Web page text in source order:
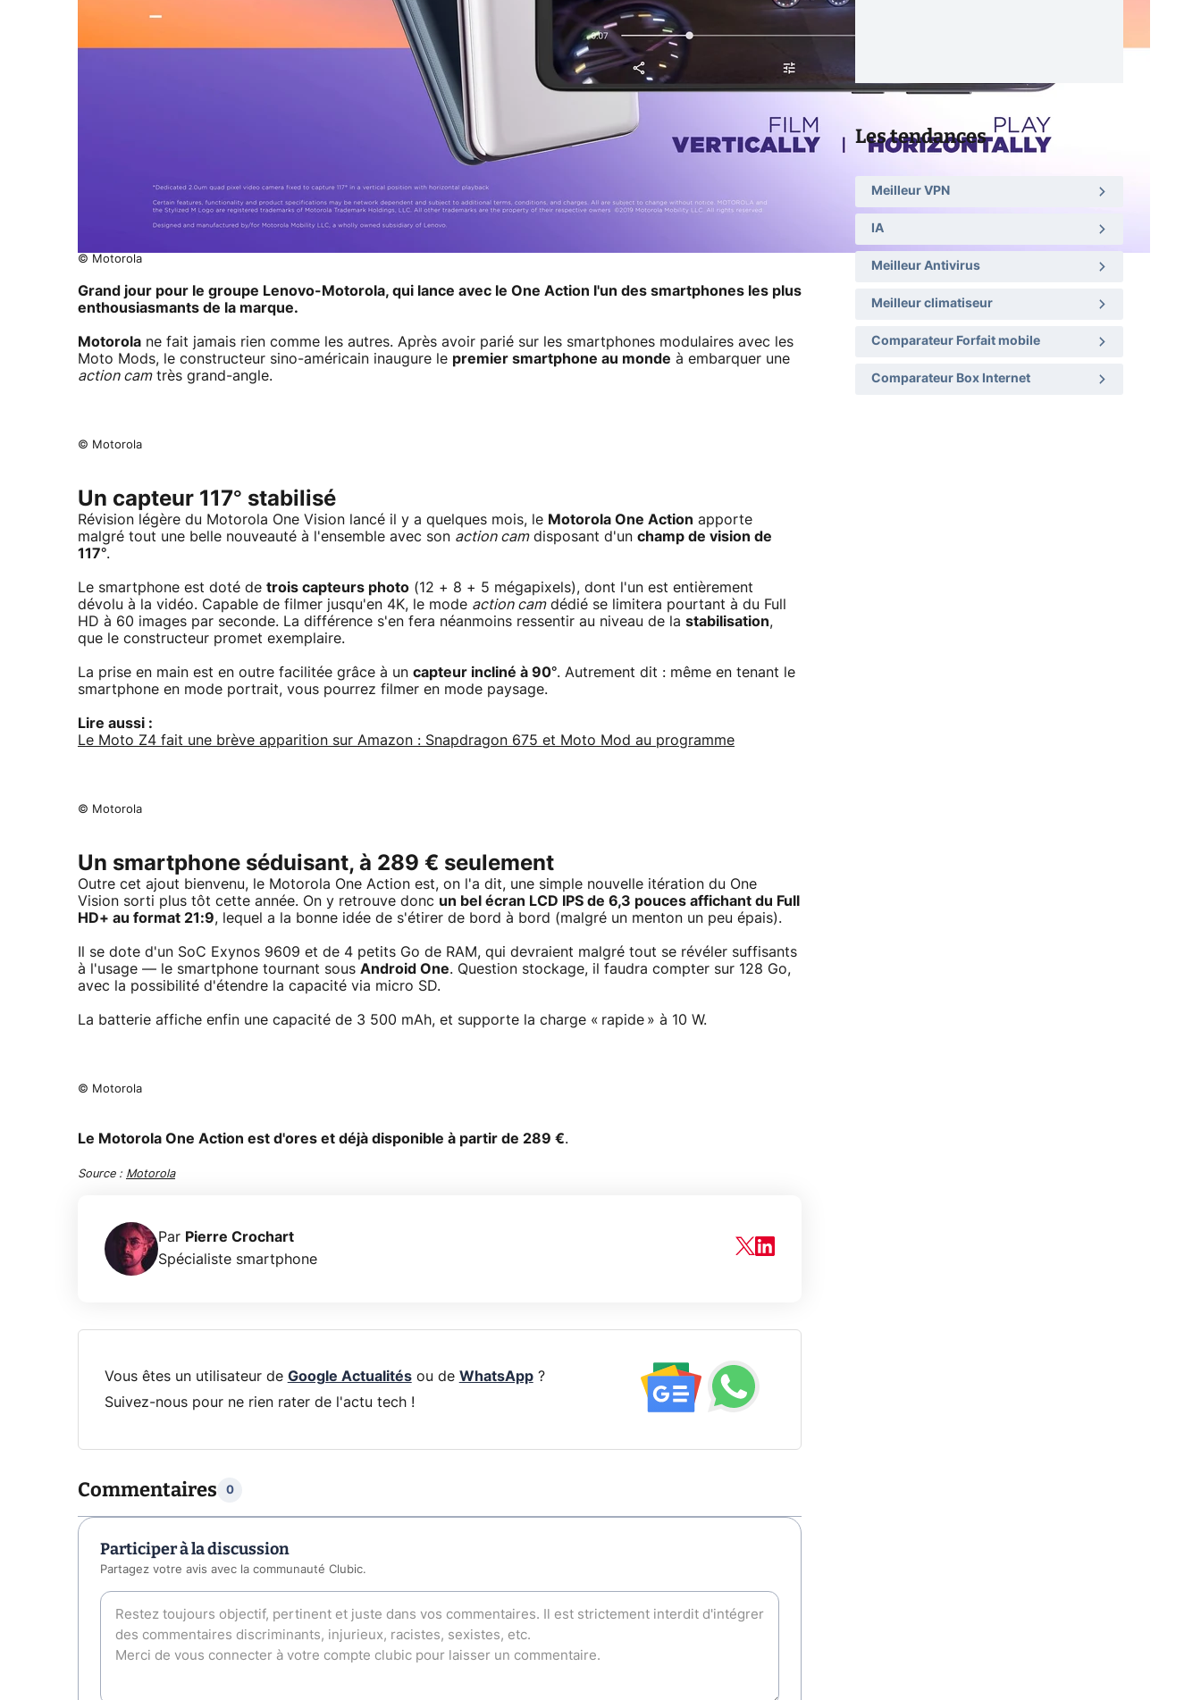
© Motorola
Grand jour pour le groupe Lenovo-Motorola, qui lance avec le One Action l'un des smartphones les plus
enthousiasmants de la marque.
Motorola ne fait jamais rien comme les autres. Après avoir parié sur les smartphones modulaires avec les
Moto Mods, le constructeur sino-américain inaugure le premier smartphone au monde à embarquer une
action camtrès grand-angle.
© Motorola
Un capteur 117° stabilisé
Révision légère du Motorola One Vision lancé il y a quelques mois, le Motorola One Action apporte
malgré tout une belle nouveauté à l'ensemble avec son action camdisposant d'un champ de vision de
117°.
Le smartphone est doté de trois capteurs photo (12 + 8 + 5 mégapixels), dont l'un est entièrement
dévolu à la vidéo. Capable de filmer jusqu'en 4K, le mode action camdédié se limitera pourtant à du Full
HD à 60 images par seconde. La différence s'en fera néanmoins ressentir au niveau de la stabilisation,
que le constructeur promet exemplaire.
La prise en main est en outre facilitée grâce à un capteur incliné à 90°. Autrement dit : même en tenant le
smartphone en mode portrait, vous pourrez filmer en mode paysage.
Lire aussi :
Le Moto Z4 fait une brève apparition sur Amazon : Snapdragon 675 et Moto Mod au programme
© Motorola
Un smartphone séduisant, à 289 € seulement
Outre cet ajout bienvenu, le Motorola One Action est, on l'a dit, une simple nouvelle itération du One
Vision sorti plus tôt cette année. On y retrouve donc un bel écran LCD IPS de 6,3 pouces affichant du Full
HD+ au format 21:9, lequel a la bonne idée de s'étirer de bord à bord (malgré un menton un peu épais).
Il se dote d'un SoC Exynos 9609 et de 4 petits Go de RAM, qui devraient malgré tout se révéler suffisants
à l'usage — le smartphone tournant sous Android One. Question stockage, il faudra compter sur 128 Go,
avec la possibilité d'étendre la capacité via micro SD.
La batterie affiche enfin une capacité de 3 500 mAh, et supporte la charge « rapide » à 10 W.
© Motorola
Le Motorola One Action est d'ores et déjà disponible à partir de 289 €.
Source : Motorola
Par Pierre Crochart
Spécialiste smartphone
Vous êtes un utilisateur de Google Actualitésou de WhatsApp?
Suivez-nous pour ne rien rater de l'actu tech !
Commentaires 0
Participer à la discussion
Partagez votre avis avec la communauté Clubic.
Les tendances
Meilleur VPN
IA
Meilleur Antivirus
Meilleur climatiseur
Comparateur Forfait mobile
Comparateur Box Internet